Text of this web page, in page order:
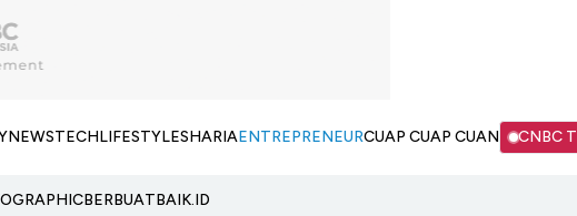
NEWSTECHLIFESTYLESHARIAENTREPRENEURCUAP CUAP CUAN CNBC
BERBUATBAIK.ID